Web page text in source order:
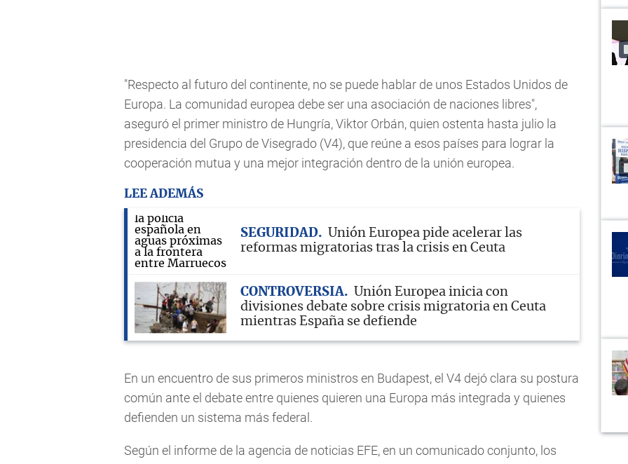
"Respecto al futuro del continente, no se puede hablar de unos Estados Unidos de
Europa. La comunidad europea debe ser una asociación de naciones libres",
aseguró el primer ministro de Hungría, Viktor Orbán, quien ostenta hasta julio la
presidencia del Grupo de Visegrado (V4), que reúne a esos países para lograr la
cooperación mutua y una mejor integración dentro de la unión europea.
LEE ADEMÁS
SEGURIDAD
Unión Europea pide acelerar las
reformas migratorias tras la crisis en Ceuta
CONTROVERSIA
Unión Europea inicia con
divisiones debate sobre crisis migratoria en Ceuta
mientras España se defiende
En un encuentro de sus primeros ministros en Budapest, el V4 dejó clara su postura
común ante el debate entre quienes quieren una Europa más integrada y quienes
defienden un sistema más federal.
Según el informe de la agencia de noticias EFE, en un comunicado conjunto, los